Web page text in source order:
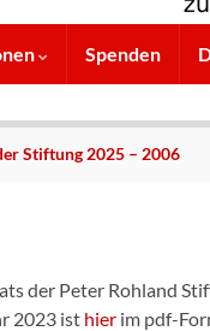
Spenden
Stiftung 2025 – 2006
der Peter Rohland
2023 ist hier im pdf-